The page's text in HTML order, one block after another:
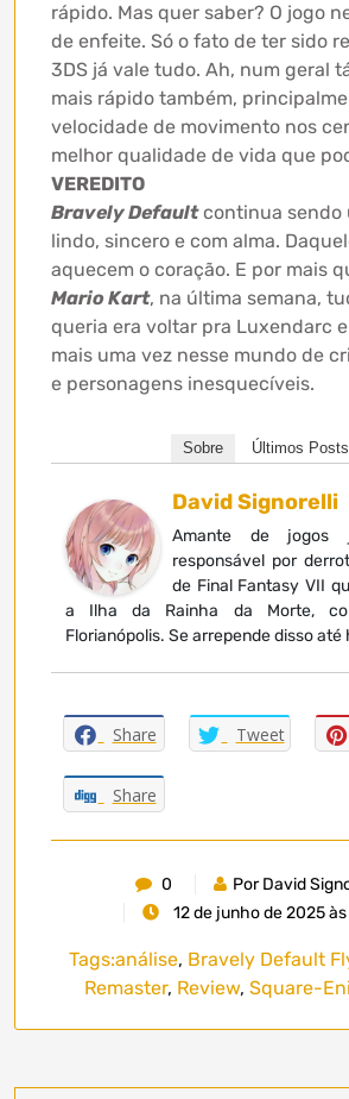
rápido. Mas quer saber? O jogo
de enfeite. Só o fato de ter sido
3DS já vale tudo. Ah, num geral
mais rápido também,
velocidade de movimento nos
melhor qualidade de vida que
VEREDITO
Bravely Defaultcontinua sendo
lindo, sincero e com alma.
aquecem o coração. E por mais
Mario Kart, na última semana,
queria era voltar pra Luxendarc
mais uma vez nesse mundo de
e personagens inesquecíveis.
Sobre Últimos Posts
David Signorelli
Amante de jogos
responsável por
de Final Fantasy VII
a Ilha da Rainha da Morte,
Florianópolis. Se arrepende disso até
Share Tweet
Share
0
Por David
12 de junho de 2025
Tags:análise, Bravely Default
Remaster, Review, Square-